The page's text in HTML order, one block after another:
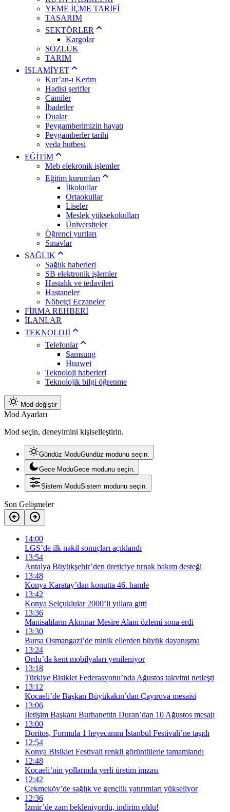
YEME İÇME TARİFİ
TASARIM
SEKTÖRLER
Kargolar
SÖZLÜK
TARIM
İSLAMİYET
Kur’an-ı Kerim
Hadisi şerifler
Camiler
İbadetler
Dualar
Peygamberimizin hayatı
Peygamberler tarihi
veda hutbesi
EĞİTİM
Meb elekronik işlemler
Eğitim kurumları
İlkokullar
Ortaokullar
Liseler
Meslek yüksekokulları
Üniversiteler
Öğrenci yurtları
Sınavlar
SAĞLIK
Sağlık haberleri
SB elektronik işlemler
Hastalık ve tedavileri
Hastaneler
Nöbetçi Eczaneler
FİRMA REHBERİ
İLANLAR
TEKNOLOJİ
Telefonlar
Samsung
Huawei
Teknoloji haberleri
Teknolojik bilgi öğrenme
Mod değiştir
Mod Ayarları
Mod seçin, deneyimini kişiselleştirin.
Gündüz ModuGündüz modunu seçin.
Gece ModuGece modunu seçin.
Sistem ModuSistem modunu seçin.
Son Gelişmeler
14:00
LGS’de ilk nakil sonuçları açıklandı
13:54
Antalya Büyükşehir’den üreticiye tırnak bakım desteği
13:48
Konya Karatay’dan konutta 46. hamle
13:42
Konya Selçuklular 2000’li yıllara gitti
13:36
Manisalıların Akpınar Mesire Alanı özlemi sona erdi
13:30
Bursa Osmangazi’de minik ellerden büyük dayanışma
13:24
Ordu’da kent mobilyaları yenileniyor
13:18
Türkiye Bisiklet Federasyonu’nda Ağustos takvimi netleşti
13:12
Kocaeli’de Başkan Büyükakın’dan Çayırova mesaisi
13:06
İletişim Başkanı Burhanettin Duran’dan 10 Ağustos mesajı
13:00
Doritos, Formula 1 heyecanını İstanbul Festivali’ne taşıdı
12:54
Konya Bisiklet Festivali renkli görüntülerle tamamlandı
12:48
Kocaeli’nin yollarında yerli üretim imzası
12:42
Çekmeköy’de sağlık ve gençlik yatırımları yükseliyor
12:36
İzmir’de zam bekleniyordu, indirim oldu!